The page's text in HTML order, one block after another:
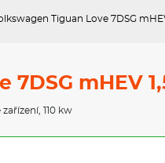
Tiguan Love 7DSG
mHEV
zařízení, 110 kw